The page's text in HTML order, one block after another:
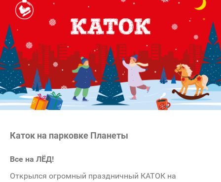
Каток на парковке Планеты
Все на ЛЁД!
Открылся огромный праздничный КАТОК на